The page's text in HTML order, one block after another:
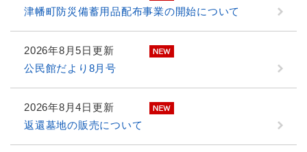
津幡町防災備蓄用品配布事業の開始について
2026年8月5日更新
公民館だより8月号
2026年8月4日更新
返還墓地の販売について